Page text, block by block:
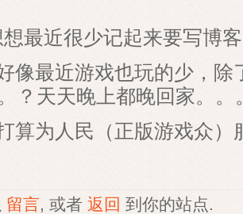
最近很少记起来要写博
像最近游戏也玩的少，
？天天晚上都晚回家。。
算为人民（正版游戏众
留言, 或者 返回 到你的站点.